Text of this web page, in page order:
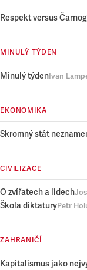
Respekt versus
MINULÝ TÝDEN
Minulý týden Ivan
EKONOMIKA
Skromný stát
CIVILIZACE
O zvířatech a lidech
Škola diktaturyPetr
ZAHRANIČÍ
Kapitalismus jako